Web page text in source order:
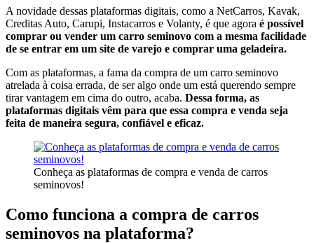
A novidade dessas plataformas digitais, como a NetCarros, Kavak,
Creditas Auto, Carupi, Instacarros e Volanty, é que agora é possível
comprar ou vender um carro seminovo com a mesma facilidade
de se entrar em um site de varejo e comprar uma geladeira.
Com as plataformas, a fama da compra de um carro seminovo
atrelada à coisa errada, de ser algo onde um está querendo sempre
tirar vantagem em cima do outro, acaba. Dessa forma, as
plataformas digitais vêm para que essa compra e venda seja
feita de maneira segura, confiável e eficaz.
Conheça as plataformas de compra e venda de carros
seminovos!
Como funciona a compra de carros
seminovos na plataforma?